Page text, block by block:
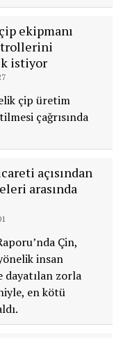
ekipmanı
istiyor
çip üretim
çağrısında
açısından
arasında
Çin,
insan
dayatılan zorla
en kötü